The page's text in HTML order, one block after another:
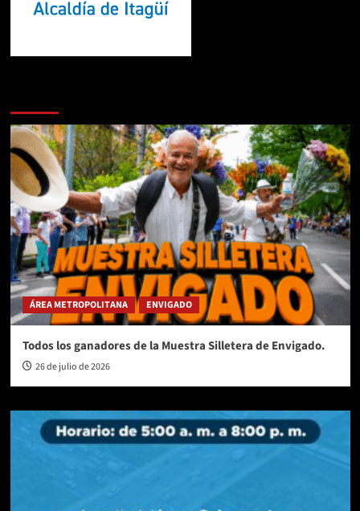
ÁREA METROPOLITANA ENVIGADO
Todos los ganadores de la Muestra Silletera de Envigado.
26 de julio de 2026